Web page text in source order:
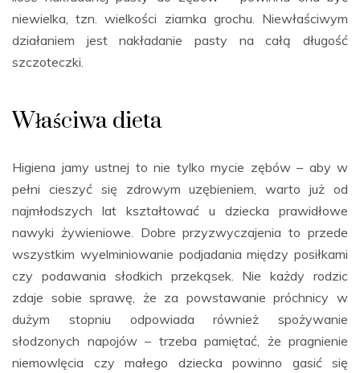
niewielka, tzn. wielkości ziarnka grochu. Niewłaściwym
działaniem jest nakładanie pasty na całą długość
szczoteczki.
Właściwa dieta
Higiena jamy ustnej to nie tylko mycie zębów – aby w
pełni cieszyć się zdrowym uzębieniem, warto już od
najmłodszych lat kształtować u dziecka prawidłowe
nawyki żywieniowe. Dobre przyzwyczajenia to przede
wszystkim wyelminiowanie podjadania między posiłkami
czy podawania słodkich przekąsek. Nie każdy rodzic
zdaje sobie sprawę, że za powstawanie próchnicy w
dużym stopniu odpowiada również spożywanie
słodzonych napojów – trzeba pamiętać, że pragnienie
niemowlęcia czy małego dziecka powinno gasić się